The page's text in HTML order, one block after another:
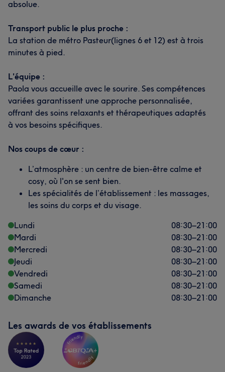
absolue.
Transport public le plus proche :
La station de métro Pasteur(lignes 6 et 12) est à trois
minutes à pied.
L'équipe :
Paola vous accueille avec le sourire. Ses compétences
variées garantissent une approche personnalisée,
offrant des soins relaxants et thérapeutiques adaptés
à vos besoins spécifiques.
Nos coups de cœur :
L’atmosphère : un centre de bien-être calme et
cosy, où l'on se sent bien.
Les spécialités de l’établissement : les massages,
les soins du corps et du visage.
Lundi
08:30–21:00
Mardi
08:30–21:00
Mercredi
08:30–21:00
Jeudi
08:30–21:00
Vendredi
08:30–21:00
Samedi
08:30–21:00
Dimanche
08:30–21:00
Les awards de vos établissements